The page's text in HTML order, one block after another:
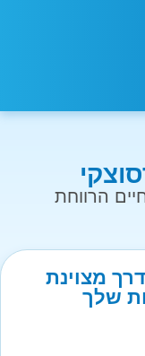
הרווחת
מצוינת
שלך